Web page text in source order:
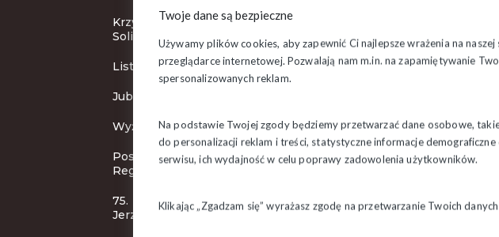
Twoje dane są bezpieczne
Używamy plików cookies, aby zapewnić Ci najlepsze wrażenia na
przeglądarce internetowej. Pozwalają nam m.in. na zapamiętywanie
spersonalizowanych reklam.
Na podstawie Twojej zgody będziemy przetwarzać dane osobowe,
do personalizacji reklam i treści, statystyczne informacje
serwisu, ich wydajność w celu poprawy zadowolenia użytkowników.
Klikając „Zgadzam się” wyrażasz zgodę na przetwarzanie Twoich
Krzyże Wolności i
Solidarności
List do Ursuli von der Leyen
Jubileuszowa pielgrzymka
Wyższa płaca minimalna
Posiedzenie Zarządu
Regionu
75. rocznica urodzin bł. ks.
Jerzego